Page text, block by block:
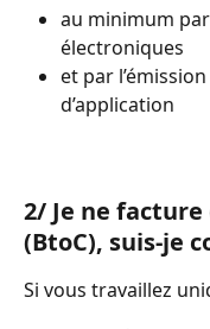
au minimum
électroniques
et par
d’application
2/ Je ne
(BtoC), suis-je
Si vous travaillez